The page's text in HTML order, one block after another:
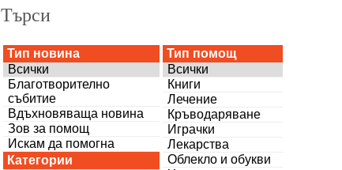
Търси
Тип новина
Всички
Благотворително
събитие
Вдъхновяваща новина
Зов за помощ
Искам да помогна
Категории
Тип помощ
Всички
Книги
Лечение
Кръводаряване
Играчки
Лекарства
Облекло и обукви